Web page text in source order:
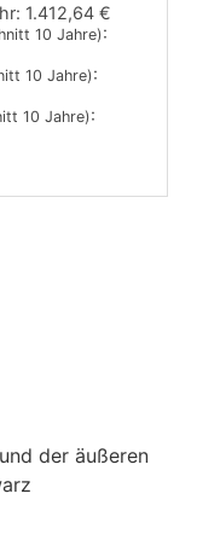
1.412,64 €
10 Jahre):
10 Jahre):
10 Jahre):
der äußeren